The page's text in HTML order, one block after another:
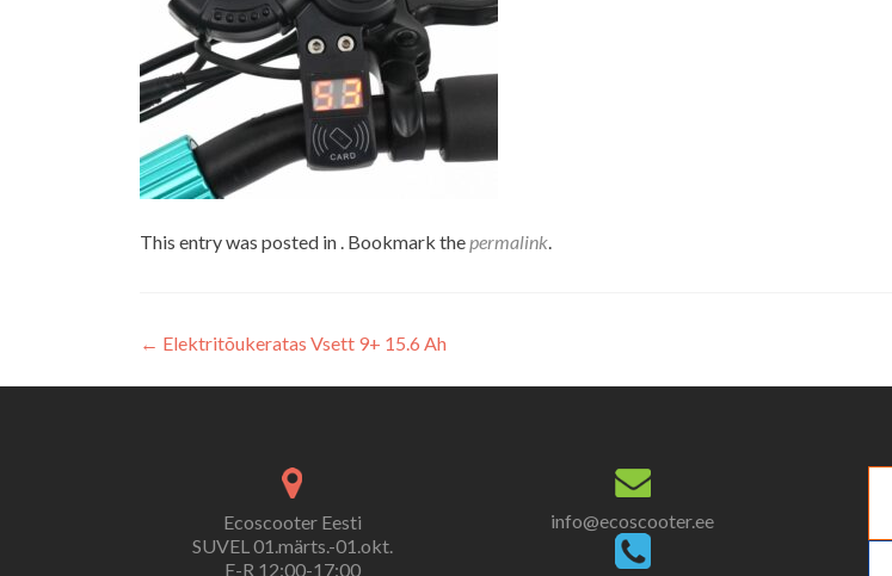
This entry was posted in . Bookmark thepermalink.
Navigeerimine
← Elektritõukeratas Vsett 9+ 15.6 Ah
Ecoscooter Eesti
SUVEL 01.märts.-01.okt.
E-R 12:00-17:00
info@ecoscooter.ee